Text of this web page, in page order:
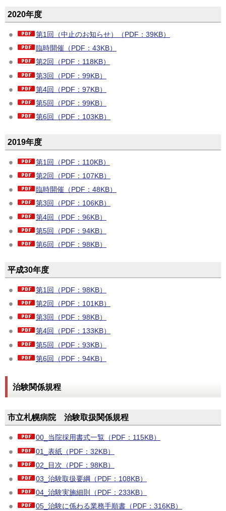
2020年度
第1回（中止のお知らせ）（PDF：39KB）
臨時開催（PDF：43KB）
第2回（PDF：118KB）
第3回（PDF：99KB）
第4回（PDF：97KB）
第5回（PDF：99KB）
第6回（PDF：103KB）
2019年度
第1回（PDF：110KB）
第2回（PDF：107KB）
臨時開催（PDF：48KB）
第3回（PDF：106KB）
第4回（PDF：96KB）
第5回（PDF：94KB）
第6回（PDF：98KB）
平成30年度
第1回（PDF：98KB）
第2回（PDF：101KB）
第3回（PDF：98KB）
第4回（PDF：133KB）
第5回（PDF：93KB）
第6回（PDF：94KB）
治験関係規程
市立札幌病院 治験取扱関係規程
00_当院採用書式一覧（PDF：115KB）
01_表紙（PDF：32KB）
02_目次（PDF：98KB）
03_治験取扱要綱（PDF：108KB）
04_治験実施細則（PDF：233KB）
05_治験に係わる業務手順書（PDF：316KB）